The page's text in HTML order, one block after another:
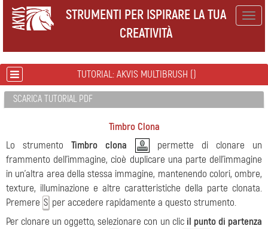
STRUMENTI PER ISPIRARE LA TUA
CREATIVITÀ
TUTORIAL: AKVIS MULTIBRUSH ()
SCARICA TUTORIAL PDF
Timbro Clona
Lo strumentoTimbro clona
permette di clonare un
frammento dell’immagine, cioè duplicare una parte dell'immagine
in un’altra area della stessa immagine, mantenendo colori, ombre,
texture, illuminazione e altre caratteristiche della parte clonata.
Premere S per accedere rapidamente a questo strumento.
Per clonare un oggetto, selezionare con un clic il punto di partenza